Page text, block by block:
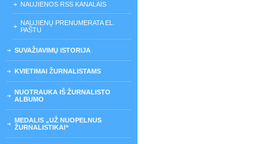
NAUJIENOS RSS KANALAIS
NAUJIENŲ PRENUMERATA EL.
PAŠTU
SUVAŽIAVIMŲ ISTORIJA
KVIETIMAI ŽURNALISTAMS
NUOTRAUKA IŠ ŽURNALISTO
ALBUMO
MEDALIS „UŽ NUOPELNUS
ŽURNALISTIKAI“